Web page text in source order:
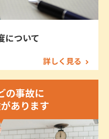
について
詳しく見る
の事故に
あります